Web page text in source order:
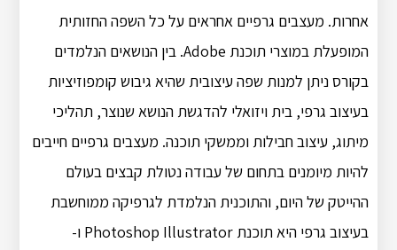
אחרות. מעצבים גרפיים אחראים על כל השפה החזותית
המופעלת במוצרי תוכנת Adobe. בין הנושאים הנלמדים
בקורס ניתן למנות שפה עיצובית שהיא גיבוש קומפוזיציות
בעיצוב גרפי, בית ויזואלי להדגשת הנושא שנוצר, תהליכי
מיתוג, עיצוב חבילות וממשקי תוכנה. מעצבים גרפיים חייבים
להיות מיומנים בתחום של עבודה נטולת קבצים בעולם
ההייטק של היום, והתוכנית הנלמדת לגרפיקה ממוחשבת
בעיצוב גרפי היא תוכנת Photoshop Illustrator ו-